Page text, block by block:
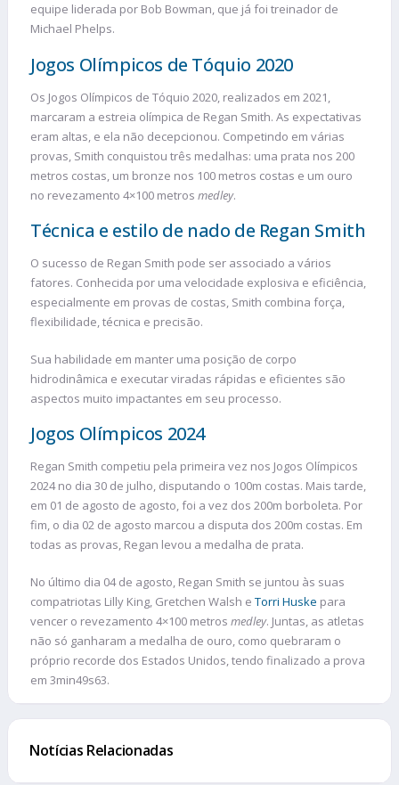
equipe liderada por Bob Bowman, que já foi treinador de
Michael Phelps.
Jogos Olímpicos de Tóquio 2020
Os Jogos Olímpicos de Tóquio 2020, realizados em 2021,
marcaram a estreia olímpica de Regan Smith. As expectativas
eram altas, e ela não decepcionou. Competindo em várias
provas, Smith conquistou três medalhas: uma prata nos 200
metros costas, um bronze nos 100 metros costas e um ouro
no revezamento 4×100 metros medley.
Técnica e estilo de nado de Regan Smith
O sucesso de Regan Smith pode ser associado a vários
fatores. Conhecida por uma velocidade explosiva e eficiência,
especialmente em provas de costas, Smith combina força,
flexibilidade, técnica e precisão.
Sua habilidade em manter uma posição de corpo
hidrodinâmica e executar viradas rápidas e eficientes são
aspectos muito impactantes em seu processo.
Jogos Olímpicos 2024
Regan Smith competiu pela primeira vez nos Jogos Olímpicos
2024 no dia 30 de julho, disputando o 100m costas. Mais tarde,
em 01 de agosto de agosto, foi a vez dos 200m borboleta. Por
fim, o dia 02 de agosto marcou a disputa dos 200m costas. Em
todas as provas, Regan levou a medalha de prata.
No último dia 04 de agosto, Regan Smith se juntou às suas
compatriotas Lilly King, Gretchen Walsh e Torri Huske para
vencer o revezamento 4×100 metros medley. Juntas, as atletas
não só ganharam a medalha de ouro, como quebraram o
próprio recorde dos Estados Unidos, tendo finalizado a prova
em 3min49s63.
Notícias Relacionadas